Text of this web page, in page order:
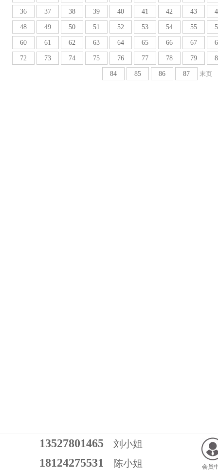
36 37 38 39 40 41 42 43
48 49 50 51 52 53 54 55
60 61 62 63 64 65 66 67
72 73 74 75 76 77 78 79
84 85 86 87 末页
13527801465 刘小姐
会员
18124275531 陈小姐